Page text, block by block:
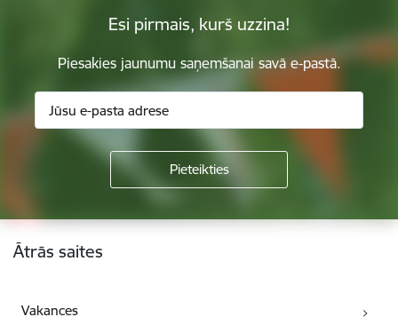
Esi pirmais, kurš uzzina!
Piesakies jaunumu saņemšanai savā e-pastā.
Kājene
Ātrās saites
Vakances